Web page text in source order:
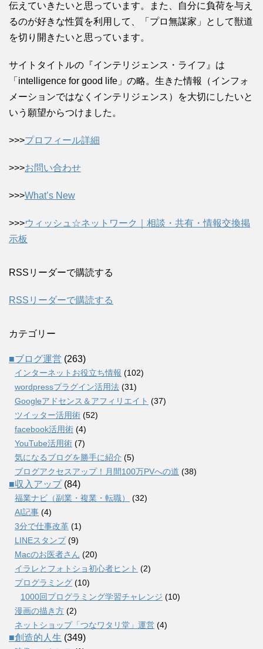
伝えていきたいと思っています。また、自分に負荷を与え
るのが好きな性質を利用して、「プロ無謀家」として獣道
を切り開きたいと思っています。
サイトタイトルの『インテリジェンス・ライフ』は
「intelligence for good life」の略。生きた情報（インフォ
メーションではなくインテリジェンス）を大切にしたいと
いう願望からつけました。
>>>プロフィール詳細
>>>お問い合わせ
>>>What’s New
>>>ウィッシュ☆ネットワーク｜相談・共有・情報交換掲
示板
RSSリーダーで購読する
RSSリーダーで購読する
カテゴリー
■ブログ運営 (263)
インターネットお役立ち情報 (102)
wordpressプラグイン活用法 (31)
Googleアドセンス＆アフィリエイト (37)
ツイッター活用術 (52)
facebook活用術 (4)
YouTube活用術 (7)
気になるブログを勝手に紹介 (5)
ブログアクセスアップ！月間100万PVへの道 (38)
■収入アップ(84)
福業ナビ（副業・複業・転職）
(32)
AI記事 (4)
3分で仕事改革 (1)
LINEスタンプ(9)
Macのお医者さん (20)
イラレとフォトショ初心者ヒント (2)
プログラミング (10)
1000回プログラミング学習チャレンジ (10)
漫画の描き方 (2)
ネットショップ「つなワタリ堂」運営 (4)
■創造的人生 (349)